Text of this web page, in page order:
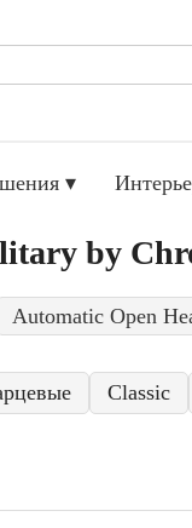
▾
by
Automatic Open
Classic